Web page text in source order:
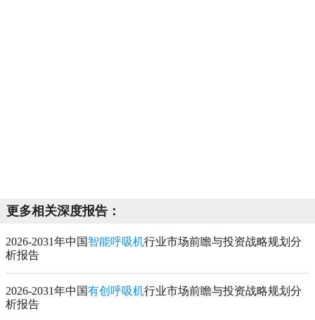
更多相关深度报告：
2026-2031年中国 智能呼吸机行业市场前瞻与投资战略规划分
析报告
2026-2031年中国有创呼吸机行业市场前瞻与投资战略规划分
析报告